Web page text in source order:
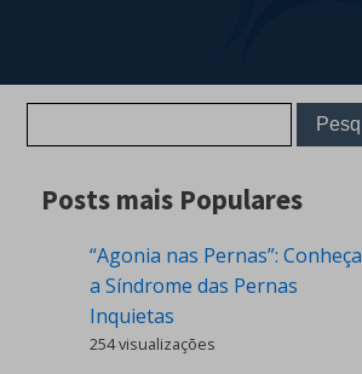
Posts mais Populares
“Agonia nas Pernas”: Conheça
a Síndrome das Pernas
Inquietas
254 visualizações